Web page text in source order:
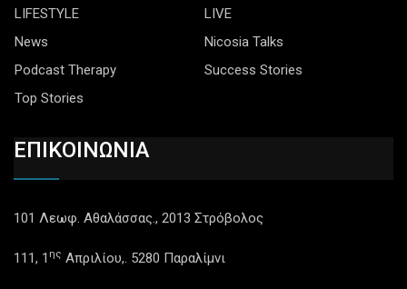
LIFESTYLE
LIVE
News
Nicosia Talks
Podcast Therapy
Success Stories
Top Stories
ΕΠΙΚΟΙΝΩΝΙΑ
101 Λεωφ. Αθαλάσσας., 2013 Στρόβολος
111, 1 ης Απριλίου,. 5280 Παραλίμνι